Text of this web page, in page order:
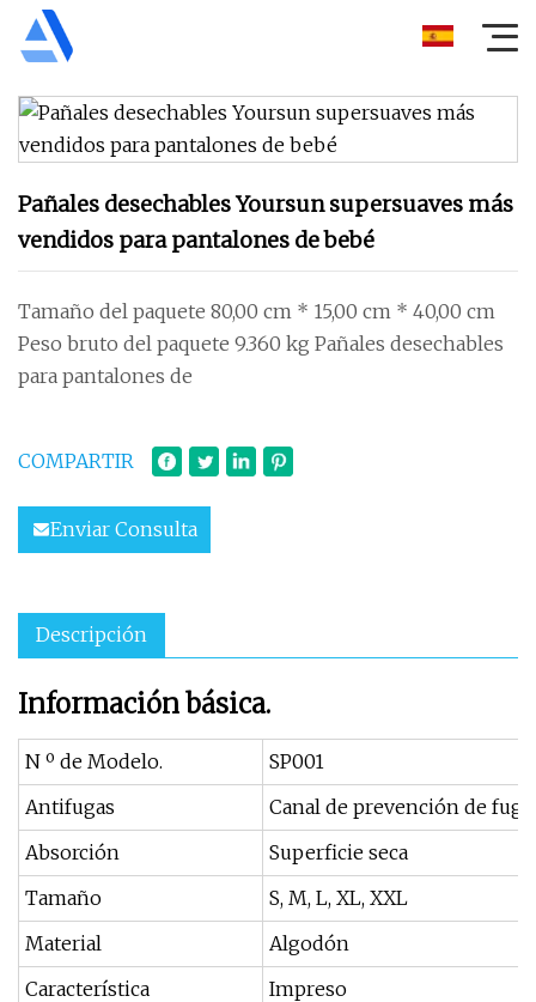
Pañales desechables Yoursun supersuaves más
vendidos para pantalones de bebé
Tamaño del paquete 80,00 cm * 15,00 cm * 40,00 cm
Peso bruto del paquete 9.360 kg Pañales desechables
para pantalones de
COMPARTIR
Enviar Consulta
Descripción
Información básica.
N º de Modelo.
SP001
Antifugas
Canal de prevención de
Absorción
Superficie seca
Tamaño
S, M, L, XL, XXL
Material
Algodón
Característica
Impreso